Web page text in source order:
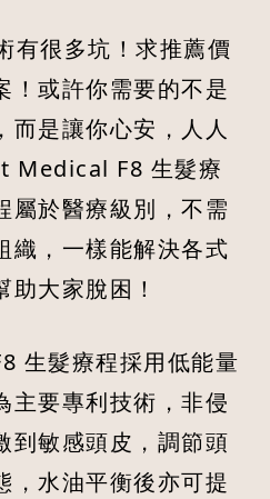
有很多坑！求推薦價
！或許你需要的不是
而是讓你心安，人人
Medical F8 生髮療
屬於醫療級別，不需
織，一樣能解決各式
大家脫困！
生髮療程採用低能量
主要專利技術，非侵
到敏感頭皮，調節頭
，水油平衡後亦可提